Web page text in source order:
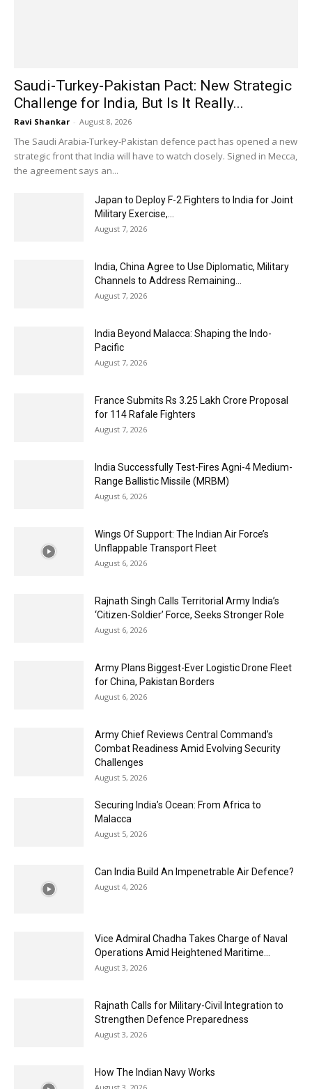
Saudi-Turkey-Pakistan Pact: New Strategic
Challenge for India, But Is It Really...
Ravi Shankar - August 8, 2026
The Saudi Arabia-Turkey-Pakistan defence pact has opened a new
strategic front that India will have to watch closely. Signed in Mecca,
the agreement says an...
Japan to Deploy F-2 Fighters to India for Joint
Military Exercise,...
August 7, 2026
India, China Agree to Use Diplomatic, Military
Channels to Address Remaining...
August 7, 2026
India Beyond Malacca: Shaping the Indo-
Pacific
August 7, 2026
France Submits Rs 3.25 Lakh Crore Proposal
for 114 Rafale Fighters
August 7, 2026
India Successfully Test-Fires Agni-4 Medium-
Range Ballistic Missile (MRBM)
August 6, 2026
Wings Of Support: The Indian Air Force’s
Unflappable Transport Fleet
August 6, 2026
Rajnath Singh Calls Territorial Army India’s
‘Citizen-Soldier’ Force, Seeks Stronger Role
August 6, 2026
Army Plans Biggest-Ever Logistic Drone Fleet
for China, Pakistan Borders
August 6, 2026
Army Chief Reviews Central Command’s
Combat Readiness Amid Evolving Security
Challenges
August 5, 2026
Securing India’s Ocean: From Africa to
Malacca
August 5, 2026
Can India Build An Impenetrable Air Defence?
August 4, 2026
Vice Admiral Chadha Takes Charge of Naval
Operations Amid Heightened Maritime...
August 3, 2026
Rajnath Calls for Military-Civil Integration to
Strengthen Defence Preparedness
August 3, 2026
How The Indian Navy Works